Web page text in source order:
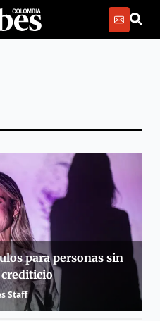
para personas sin
Staff